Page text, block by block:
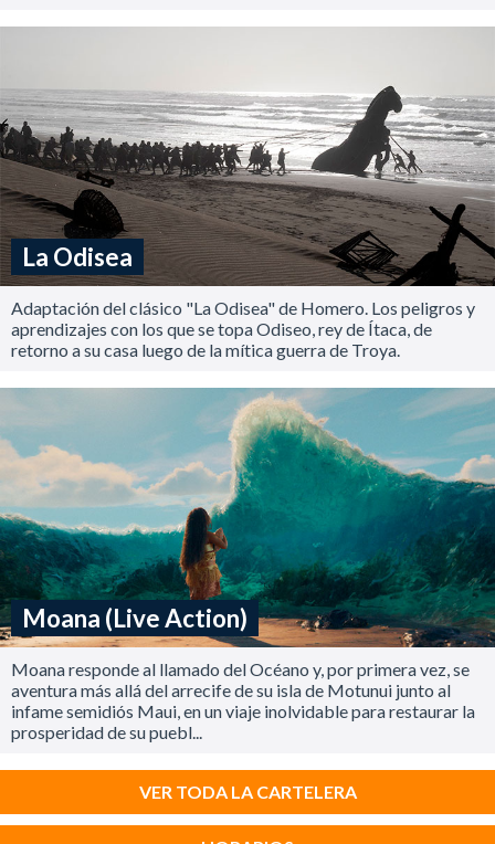
La Odisea
Adaptación del clásico "La Odisea" de Homero. Los peligros y
aprendizajes con los que se topa Odiseo, rey de Ítaca, de
retorno a su casa luego de la mítica guerra de Troya.
Moana (Live Action)
Moana responde al llamado del Océano y, por primera vez, se
aventura más allá del arrecife de su isla de Motunui junto al
infame semidiós Maui, en un viaje inolvidable para restaurar la
prosperidad de su puebl...
VER TODA LA CARTELERA